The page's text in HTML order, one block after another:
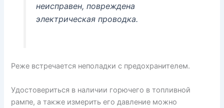
неисправен, повреждена
электрическая проводка.
Реже встречается неполадки с предохранителем.
Удостовериться в наличии горючего в топливной
рампе, а также измерить его давление можно